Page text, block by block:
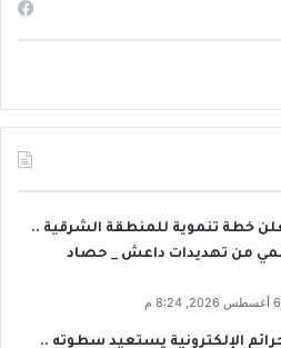
خطة تنموية للمنطقة الشرقية ..
من تهديدات داعش _ حصاد
الإلكترونية يستعيد سطوته ..